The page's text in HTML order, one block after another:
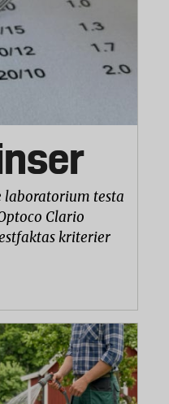
en plan yta.
laboratorium testa
Clario
kriterier